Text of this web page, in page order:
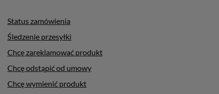
Status zamówienia
Śledzenie przesyłki
Chcę zareklamować produkt
Chcę odstąpić od umowy
Chcę wymienić produkt